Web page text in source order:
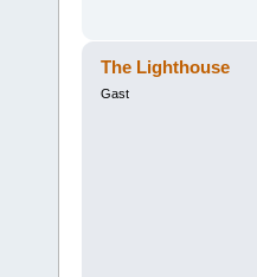
The Lighthouse
Gast